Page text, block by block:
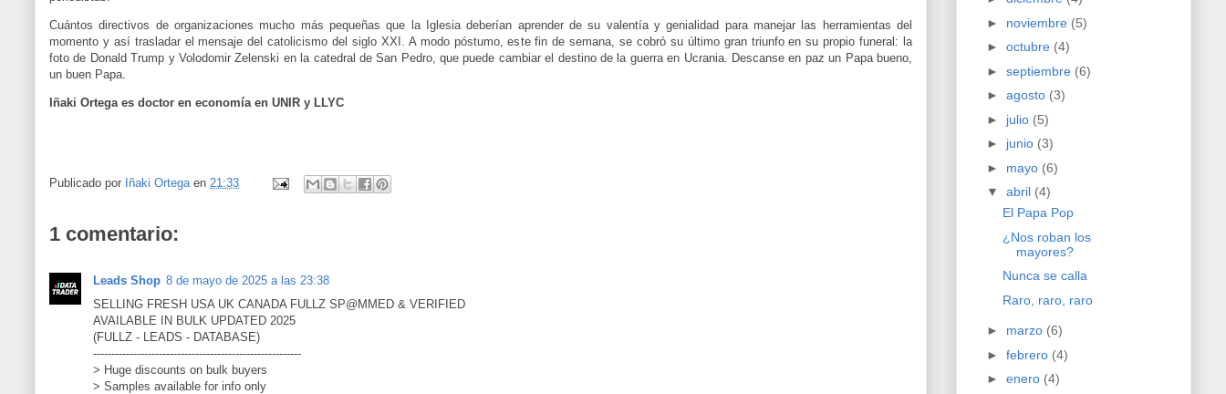
Cuántos directivos de organizaciones mucho más pequeñas que la Iglesia deberían aprender de su valentía y genialidad para manejar las herramientas del
momento y así trasladar el mensaje del catolicismo del siglo XXI. A modo póstumo, este fin de semana, se cobró su último gran triunfo en su propio funeral: la
foto de Donald Trump y Volodomir Zelenski en la catedral de San Pedro, que puede cambiar el destino de la guerra en Ucrania. Descanse en paz un Papa bueno,
un buen Papa.
Iñaki Ortega es doctor en economía en UNIR y LLYC
Publicado por Iñaki Ortega en 21:33
1 comentario:
Leads Shop 8 de mayo de 2025 a las 23:38
SELLING FRESH USA UK CANADA FULLZ SP@MMED & VERIFIED
AVAILABLE IN BULK UPDATED 2025
(FULLZ - LEADS - DATABASE)
---------------------------------------------------------
> Huge discounts on bulk buyers
> Samples available for info only
► noviembre (5)
► octubre (4)
► septiembre (6)
► agosto (3)
► julio (5)
► junio (3)
► mayo (6)
▼ abril (4)
El Papa Pop
¿Nos roban los
mayores?
Nunca se calla
Raro, raro, raro
► marzo (6)
► febrero (4)
► enero (4)